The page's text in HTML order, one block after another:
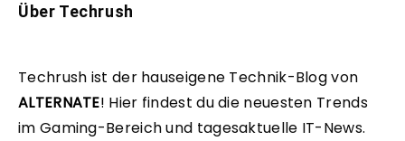
Über Techrush
Techrush ist der hauseigene Technik-Blog von
ALTERNATE! Hier findest du die neuesten Trends
im Gaming-Bereich und tagesaktuelle IT-News.